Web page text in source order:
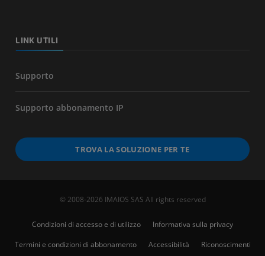
LINK UTILI
Supporto
Supporto abbonamento IP
TROVA LA SOLUZIONE PER TE
© 2008-2026 IMAIOS SAS All rights reserved
Condizioni di accesso e di utilizzo
Informativa sulla privacy
Termini e condizioni di abbonamento
Accessibilità Riconoscimenti